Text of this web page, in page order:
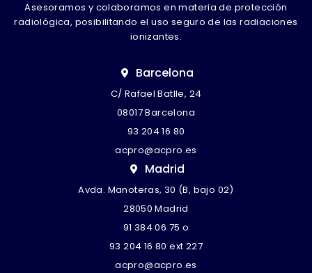
Asesoramos y colaboramos en materia de protección
radiológica, posibilitando el uso seguro de las radiaciones
ionizantes.
Barcelona
C/ Rafael Batlle, 24
08017 Barcelona
93 204 16 80
acpro@acpro.es
Madrid
Avda. Manoteras, 30 (B, bajo 02)
28050 Madrid
91 384 06 75 o
93 204 16 80 ext 227
acpro@acpro.es